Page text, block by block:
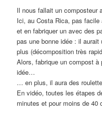
Il nous fallait un composteur
Ici, au Costa Rica, pas
et en fabriquer un avec des
pas une bonne idée : il aurait
plus (décomposition très
Alors, fabrique un compost à
idée…
… en plus, il aura des
En vidéo, toutes les étapes
minutes et pour moins de 40